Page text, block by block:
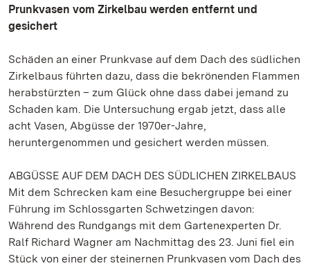
Prunkvasen vom Zirkelbau werden entfernt und
gesichert
Schäden an einer Prunkvase auf dem Dach des südlichen
Zirkelbaus führten dazu, dass die bekrönenden Flammen
herabstürzten – zum Glück ohne dass dabei jemand zu
Schaden kam. Die Untersuchung ergab jetzt, dass alle
acht Vasen, Abgüsse der 1970er-Jahre,
heruntergenommen und gesichert werden müssen.
ABGÜSSE AUF DEM DACH DES SÜDLICHEN ZIRKELBAUS
Mit dem Schrecken kam eine Besuchergruppe bei einer
Führung im Schlossgarten Schwetzingen davon:
Während des Rundgangs mit dem Gartenexperten Dr.
Ralf Richard Wagner am Nachmittag des 23. Juni fiel ein
Stück von einer der steinernen Prunkvasen vom Dach des